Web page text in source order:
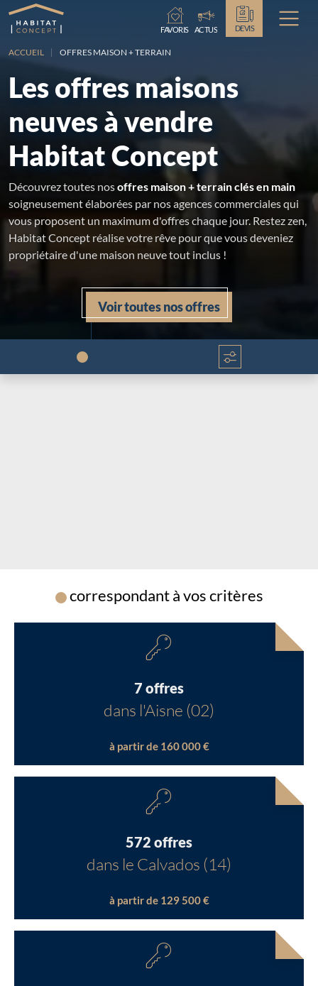
Chargement...
FAVORIS
ACTUS DEVIS
ACCUEIL OFFRES MAISON + TERRAIN
Les offres maisons
neuves à vendre
Habitat Concept
Découvrez toutes nosoffres maison + terrain clés en main
soigneusement élaborées par nos agences commerciales qui
vous proposent un maximum d'offres chaque jour. Restez zen,
Habitat Concept réalise votre rêve pour que vous deveniez
propriétaire d'une maison neuve tout inclus !
Voir toutes nos offres
Chargement...
Chargement...
correspondant à vos critères
7 offres
dans l'Aisne (02)
à partir de 160 000 €
572 offres
dans le Calvados (14)
à partir de 129 500 €